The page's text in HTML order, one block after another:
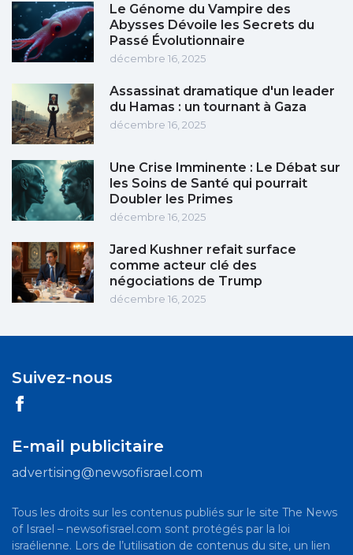
Le Génome du Vampire des
Abysses Dévoile les Secrets du
Passé Évolutionnaire
décembre 16, 2025
Assassinat dramatique d'un leader
du Hamas : un tournant à Gaza
décembre 16, 2025
Une Crise Imminente : Le Débat sur
les Soins de Santé qui pourrait
Doubler les Primes
décembre 16, 2025
Jared Kushner refait surface
comme acteur clé des
négociations de Trump
décembre 16, 2025
Suivez-nous
E-mail publicitaire
advertising@newsofisrael.com
Tous les droits sur les contenus publiés sur le site The News
of Israel – newsofisrael.com sont protégés par la loi
israélienne. Lors de l’utilisation de contenus du site, un lien